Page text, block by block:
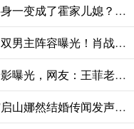
星富优配 成龙不要的儿媳，竟摇身一变成了霍家儿媳？感到意外的何止他一人
嘉汇优配交易 献礼剧《重庆号》双男主阵容曝光！肖战无缝衔接进组，搭档老顶流
长胜证券 王菲与孙浩、任小蕾合影曝光，网友：王菲老了，眼角下垂皱纹明显
美牛股 郭晶晶不忍了！回应为霍启山娜然结婚传闻发声之事，我们都被骗了